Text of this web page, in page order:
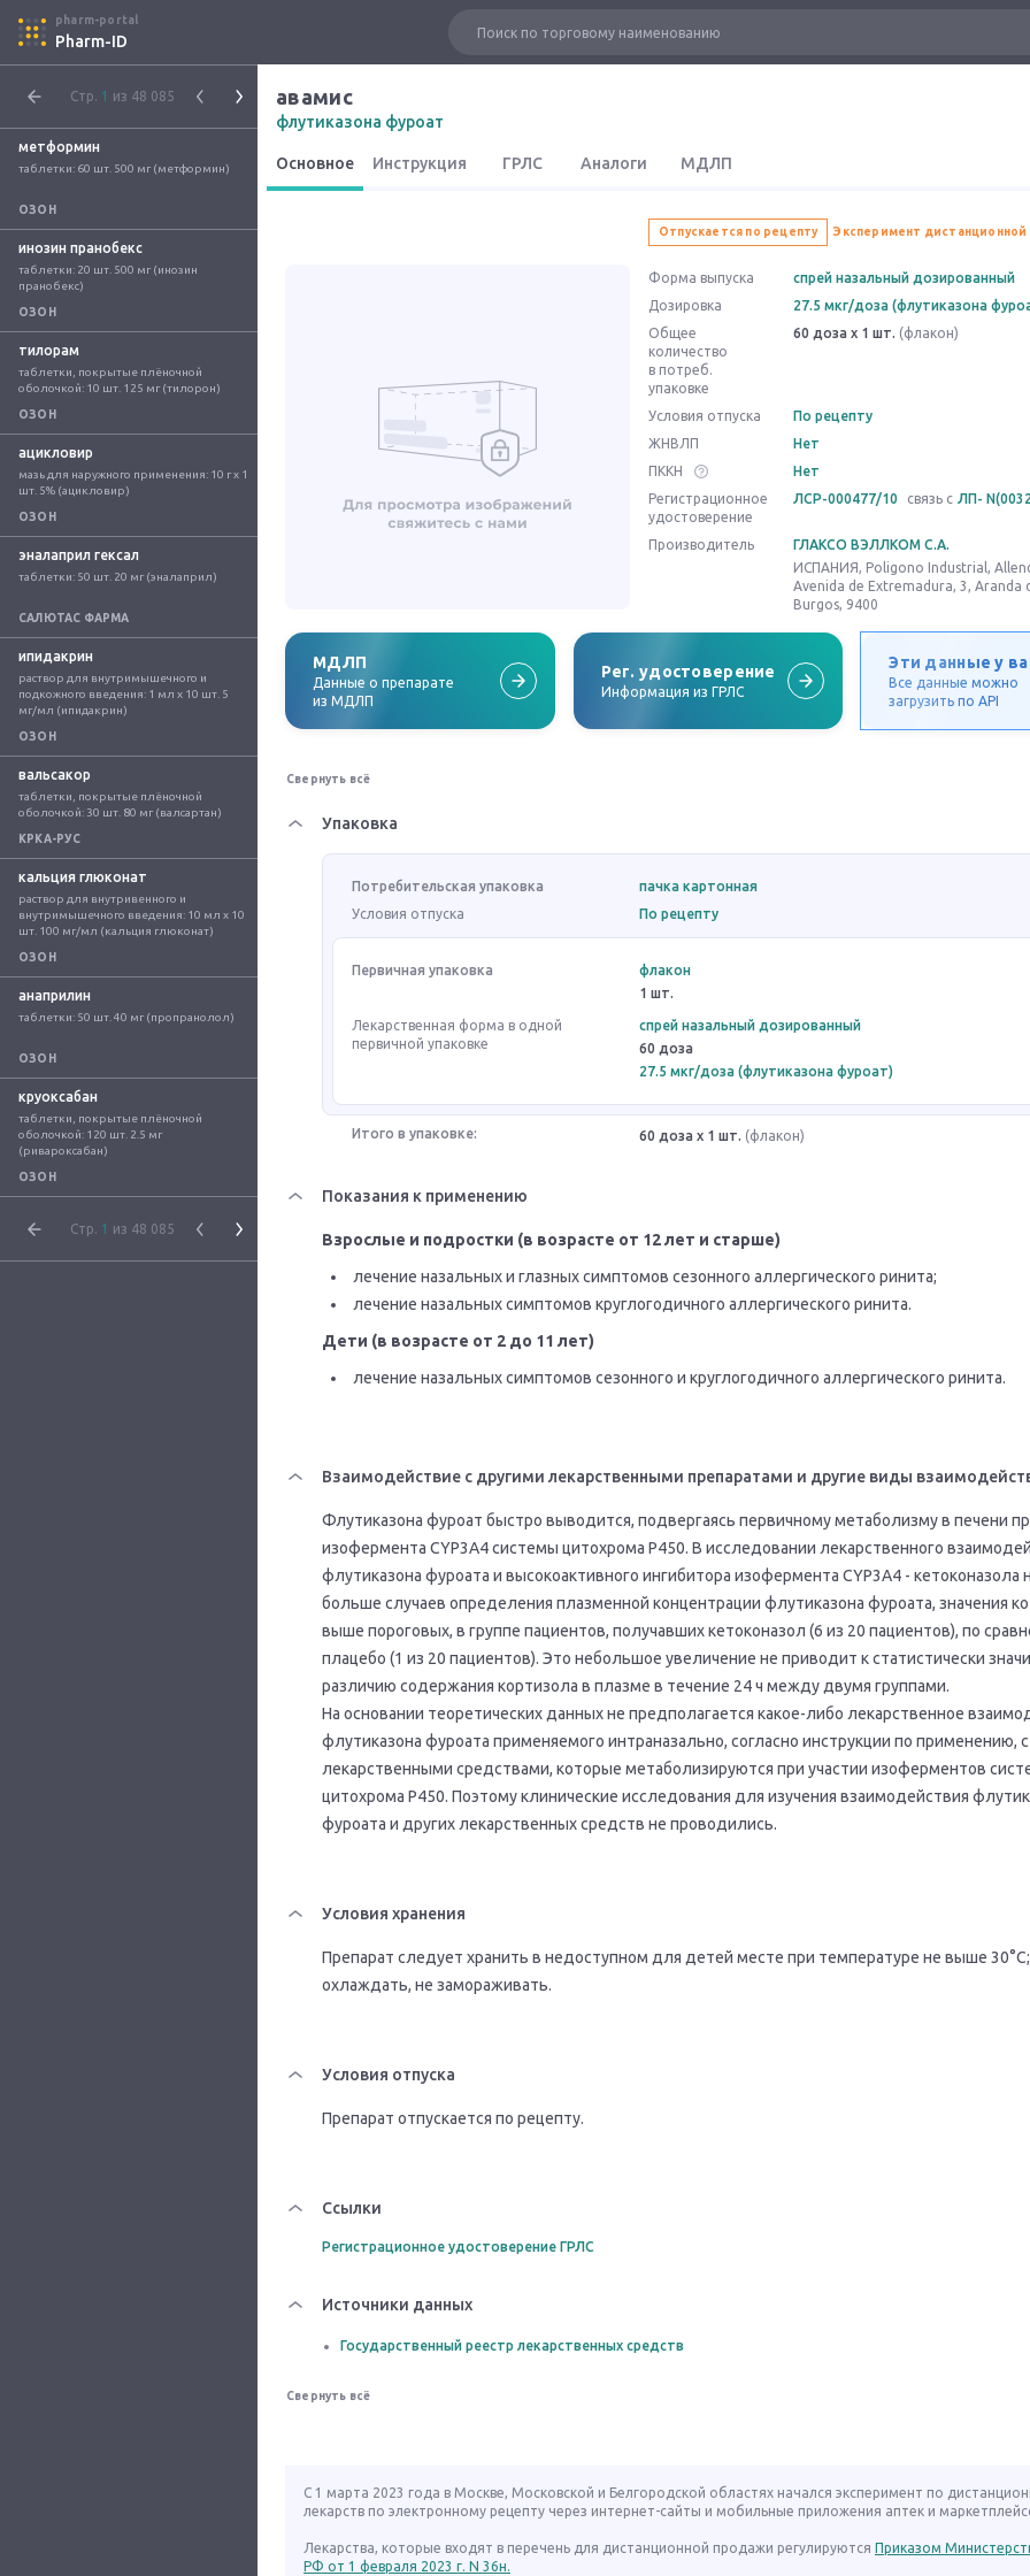
pharm-portal
Pharm-ID
Стр. 1 из 48 085
метформин
таблетки: 60 шт. 500 мг (метформин)
ОЗОН
инозин пранобекс
таблетки: 20 шт. 500 мг (инозин
пранобекс)
ОЗОН
тилорам
таблетки, покрытые плёночной
оболочкой: 10 шт. 125 мг (тилорон)
ОЗОН
ацикловир
мазь для наружного применения: 10 г x 1
шт. 5% (ацикловир)
ОЗОН
эналаприл гексал
таблетки: 50 шт. 20 мг (эналаприл)
САЛЮТАС ФАРМА
ипидакрин
раствор для внутримышечного и
подкожного введения: 1 мл x 10 шт. 5
мг/мл (ипидакрин)
ОЗОН
вальсакор
таблетки, покрытые плёночной
оболочкой: 30 шт. 80 мг (валсартан)
КРКА-РУС
кальция глюконат
раствор для внутривенного и
внутримышечного введения: 10 мл x 10
шт. 100 мг/мл (кальция глюконат)
ОЗОН
анаприлин
таблетки: 50 шт. 40 мг (пропранолол)
ОЗОН
круоксабан
таблетки, покрытые плёночной
оболочкой: 120 шт. 2.5 мг
(ривароксабан)
ОЗОН
Стр. 1 из 48 085
авамис
флутиказона фуроат
Основное Инструкция ГРЛС Аналоги МДЛП
Отпускается по рецепту Эксперимент дистанционной
Форма выпуска
спрей назальный дозированный
Дозировка
27.5 мкг/доза (флутиказона
Общее
количество
в потреб.
упаковке
60 доза x 1 шт. (флакон)
Условия отпуска
По рецепту
ЖНВЛП
Нет
ПККН
Нет
Регистрационное
удостоверение
ЛСР-000477/10 связь с ЛП-
Производитель
ГЛАКСО ВЭЛЛКОМ С.А.
ИСПАНИЯ, Poligono Industrial,
Avenida de Extremadura, 3, Aranda
Burgos, 9400
МДЛП
Данные о препарате
из МДЛП
Рег. удостоверение
Информация из ГРЛС
Эти данные у
Все данные можно
загрузить по API
Свернуть всё
Упаковка
Потребительская упаковка
пачка картонная
Условия отпуска
По рецепту
Первичная упаковка
флакон
1 шт.
Лекарственная форма в одной
первичной упаковке
спрей назальный дозированный
60 доза
27.5 мкг/доза (флутиказона фуроат)
Итого в упаковке: 60 доза x 1 шт. (флакон)
Показания к применению
Взрослые и подростки (в возрасте от 12 лет и старше)
лечение назальных и глазных симптомов сезонного аллергического ринита;
лечение назальных симптомов круглогодичного аллергического ринита.
Дети (в возрасте от 2 до 11 лет)
лечение назальных симптомов сезонного и круглогодичного аллергического ринита.
Взаимодействие с другими лекарственными препаратами и другие виды
Флутиказона фуроат быстро выводится, подвергаясь первичному метаболизму в печени
изофермента CYP3A4 системы цитохрома Р450. В исследовании лекарственного
флутиказона фуроата и высокоактивного ингибитора изофермента CYP3A4 - кетоконазола
больше случаев определения плазменной концентрации флутиказона фуроата, значения
выше пороговых, в группе пациентов, получавших кетоконазол (6 из 20 пациентов), по
плацебо (1 из 20 пациентов). Это небольшое увеличение не приводит к статистически
различию содержания кортизола в плазме в течение 24 ч между двумя группами.
На основании теоретических данных не предполагается какое-либо лекарственное
флутиказона фуроата применяемого интраназально, согласно инструкции по применению,
лекарственными средствами, которые метаболизируются при участии изоферментов
цитохрома Р450. Поэтому клинические исследования для изучения взаимодействия
фуроата и других лекарственных средств не проводились.
Условия хранения
Препарат следует хранить в недоступном для детей месте при температуре не выше
охлаждать, не замораживать.
Условия отпуска
Препарат отпускается по рецепту.
Ссылки
Регистрационное удостоверение ГРЛС
Источники данных
Государственный реестр лекарственных средств
Свернуть всё
С 1 марта 2023 года в Москве, Московской и Белгородской областях начался эксперимент по
лекарств по электронному рецепту через интернет-сайты и мобильные приложения аптек и
Лекарства, которые входят в перечень для дистанционной продажи регулируются Приказом
РФ от 1 февраля 2023 г. N 36н.